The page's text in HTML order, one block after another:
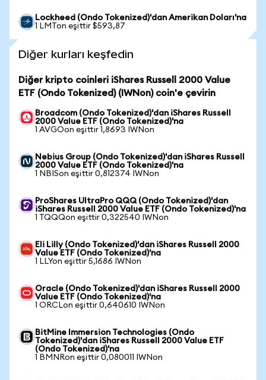
Lockheed (Ondo Tokenized)'dan Amerikan Doları'na
1 LMTon eşittir $593,87
Diğer kurları keşfedin
Diğer kripto coinleri iShares Russell 2000 Value
ETF (Ondo Tokenized) (IWNon) coin'e çevirin
Broadcom (Ondo Tokenized)'dan iShares Russell
2000 Value ETF (Ondo Tokenized)'na
1 AVGOon eşittir 1,8693 IWNon
Nebius Group (Ondo Tokenized)'dan iShares Russell
2000 Value ETF (Ondo Tokenized)'na
1 NBISon eşittir 0,812374 IWNon
ProShares UltraPro QQQ (Ondo Tokenized)'dan
iShares Russell 2000 Value ETF (Ondo Tokenized)'na
1 TQQQon eşittir 0,322540 IWNon
Eli Lilly (Ondo Tokenized)'dan iShares Russell 2000
Value ETF (Ondo Tokenized)'na
1 LLYon eşittir 5,1686 IWNon
Oracle (Ondo Tokenized)'dan iShares Russell 2000
Value ETF (Ondo Tokenized)'na
1 ORCLon eşittir 0,640610 IWNon
BitMine Immersion Technologies (Ondo
Tokenized)'dan iShares Russell 2000 Value ETF
(Ondo Tokenized)'na
1 BMNRon eşittir 0,080011 IWNon